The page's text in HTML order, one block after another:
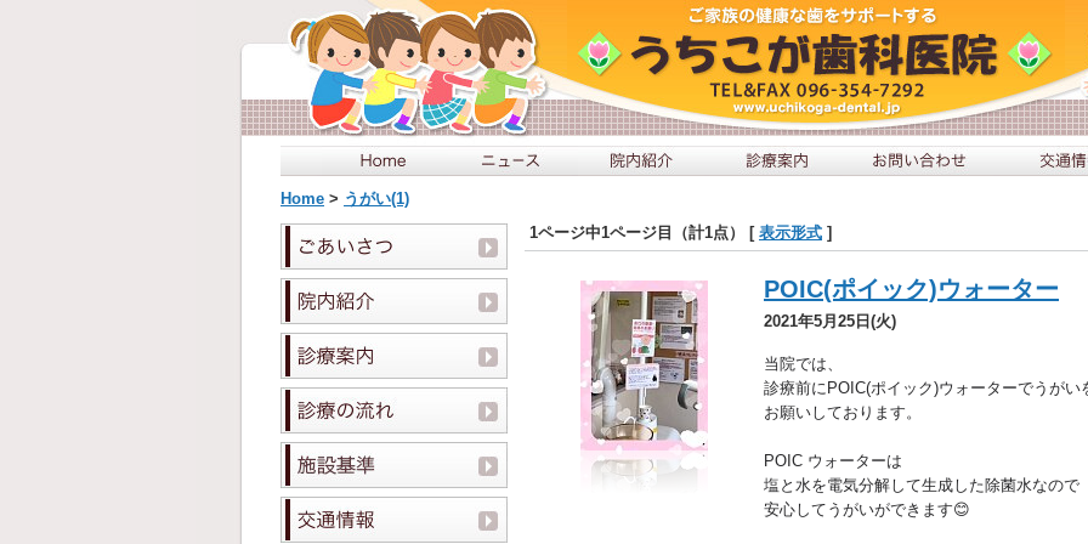
Home > うがい(1)
1ページ中1ページ目（計1点） [ 表示形式 ]
POIC(ポイック)ウォーター
2021年5月25日(火)
当院では、
診療前にPOIC(ポイック)ウォーターでうがい
お願いしております。
POIC ウォーターは
塩と水を電気分解して生成した除菌水なので
安心してうがいができます😊